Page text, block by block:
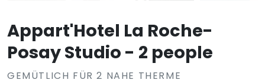
Appart'Hotel La Roche-
Posay Studio - 2 people
GEMÜTLICH FÜR 2 NAHE THERME